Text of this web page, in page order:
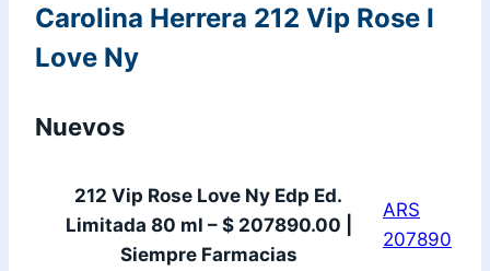
Carolina Herrera 212 Vip Rose I
Love Ny
Nuevos
212 Vip Rose Love Ny Edp Ed.
Limitada 80 ml – $ 207890.00 |
Siempre Farmacias
ARS
207890